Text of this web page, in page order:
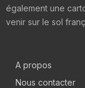
également une
venir sur le sol
A propos
Nous contacter